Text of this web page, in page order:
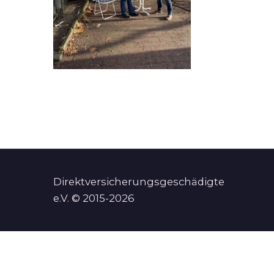
Direktversicherungsgeschädigte
e.V. © 2015-2026